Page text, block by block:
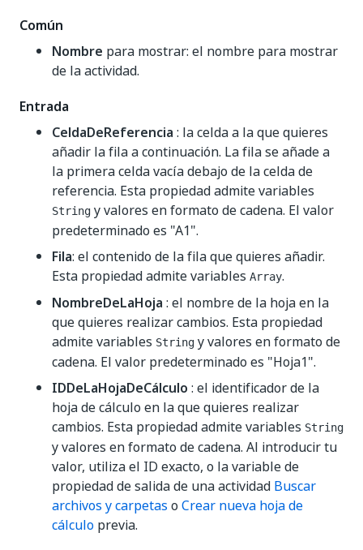
Común
Nombre para mostrar: el nombre para mostrar
de la actividad.
Entrada
CeldaDeReferencia : la celda a la que quieres
añadir la fila a continuación. La fila se añade a
la primera celda vacía debajo de la celda de
referencia. Esta propiedad admite variables
String y valores en formato de cadena. El valor
predeterminado es "A1".
Fila: el contenido de la fila que quieres añadir.
Esta propiedad admite variables Array.
NombreDeLaHoja : el nombre de la hoja en la
que quieres realizar cambios. Esta propiedad
admite variables String y valores en formato de
cadena. El valor predeterminado es "Hoja1".
IDDeLaHojaDeCálculo : el identificador de la
hoja de cálculo en la que quieres realizar
cambios. Esta propiedad admite variables String
y valores en formato de cadena. Al introducir tu
valor, utiliza el ID exacto, o la variable de
propiedad de salida de una actividad Buscar
archivos y carpetas o Crear nueva hoja de
cálculo previa.